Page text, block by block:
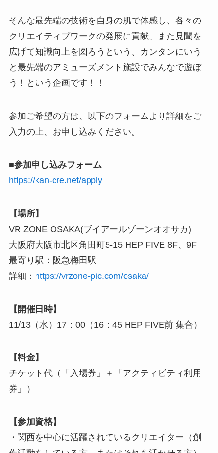
そんな最先端の技術を自身の肌で体感し、各々の
クリエイティブワークの発展に貢献、また見聞を
広げて知識向上を図ろうという、カンタンにいう
と最先端のアミューズメント施設でみんなで遊ぼ
う！という企画です！！
参加ご希望の方は、以下のフォームより詳細をご
入力の上、お申し込みください。
■参加申し込みフォーム
https://kan-cre.net/apply
【場所】
VR ZONE OSAKA(ブイアールゾーンオオサカ)
大阪府大阪市北区角田町5-15 HEP FIVE 8F、9F
最寄り駅：阪急梅田駅
詳細： https://vrzone-pic.com/osaka/
【開催日時】
11/13（水）17：00（16：45 HEP FIVE前 集合）
【料金】
チケット代（「入場券」＋「アクティビティ利用
券」）
【参加資格】
・関西を中心に活躍されているクリエイター（創